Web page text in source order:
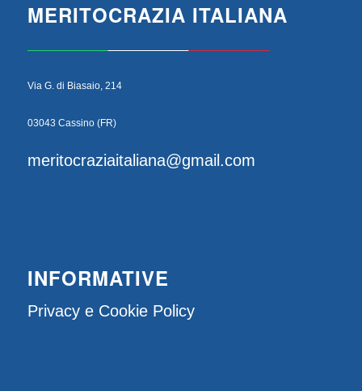
MERITOCRAZIA ITALIANA
Via G. di Biasaio, 214
03043 Cassino (FR)
meritocraziaitaliana@gmail.com
INFORMATIVE
Privacy e Cookie Policy